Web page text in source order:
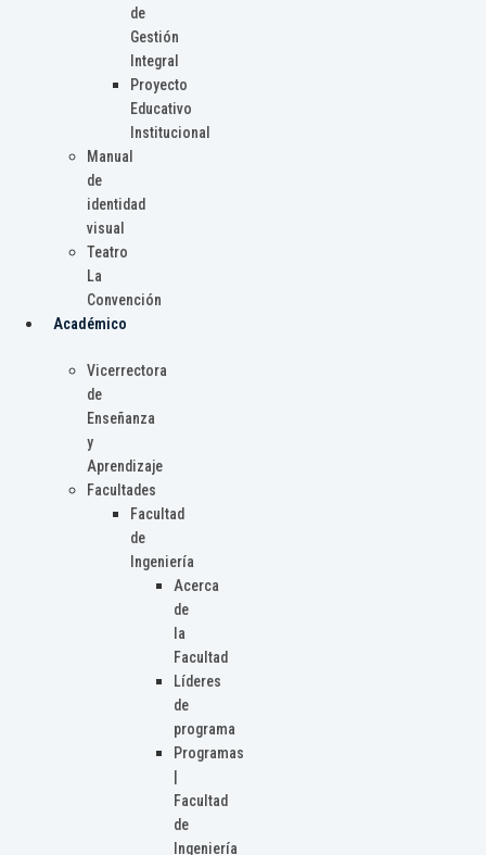
de
Gestión
Integral
Proyecto
Educativo
Institucional
Manual
de
identidad
visual
Teatro
La
Convención
Académico
Vicerrectora
de
Enseñanza
y
Aprendizaje
Facultades
Facultad
de
Ingeniería
Acerca
de
la
Facultad
Líderes
de
programa
Programas
Facultad
de
Ingeniería